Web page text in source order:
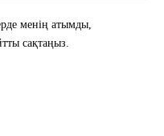
менің атымды,
сақтаңыз.